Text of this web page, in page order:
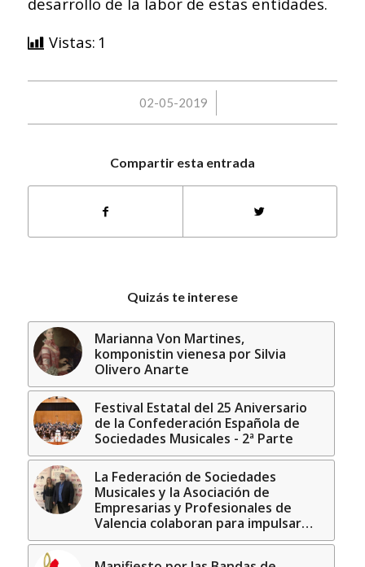
Vistas: 1
02-05-2019
/
Compartir esta entrada
Quizás te interese
Marianna Von Martines,
komponistin vienesa por Silvia
Olivero Anarte
Festival Estatal del 25 Aniversario
de la Confederación Española de
Sociedades Musicales - 2ª Parte
La Federación de Sociedades
Musicales y la Asociación de
Empresarias y Profesionales de
Valencia colaboran para impulsar…